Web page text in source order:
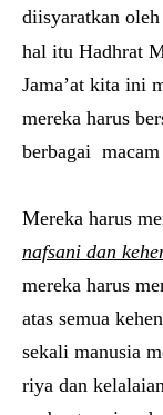
diisyaratkan
hal itu Hadhrat
Jama’at kita ini
mereka harus
berbagai macam
Mereka harus
nafsani dan
mereka harus
atas semua
sekali manusia
riya dan